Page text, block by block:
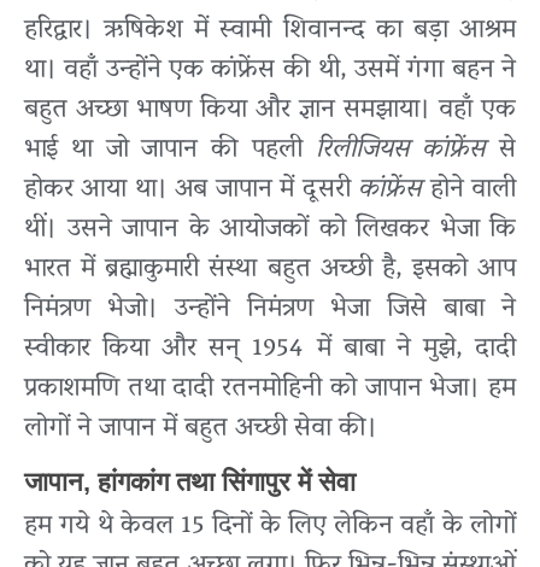
हरिद्वार। ऋषिकेश में स्वामी शिवानन्द का बड़ा आश्रम
था। वहाँ उन्होंने एक कांफ्रेंस की थी, उसमें गंगा बहन ने
बहुत अच्छा भाषण किया और ज्ञान समझाया। वहाँ एक
भाई था जो जापान की पहली रिलीजियस कांफ्रेंससे
होकर आया था। अब जापान में दूसरीकांफ्रेंसहोने वाली
थीं। उसने जापान के आयोजकों को लिखकर भेजा कि
भारत में ब्रह्माकुमारी संस्था बहुत अच्छी है, इसको आप
निमंत्रण भेजो। उन्होंने निमंत्रण भेजा जिसे बाबा ने
स्वीकार किया और सन् 1954 में बाबा ने मुझे, दादी
प्रकाशमणि तथा दादी रतनमोहिनी को जापान भेजा। हम
लोगों ने जापान में बहुत अच्छी सेवा की।
जापान, हांगकांग तथा सिंगापुर में सेवा
हम गये थे केवल 15 दिनों के लिए लेकिन वहाँ के लोगों